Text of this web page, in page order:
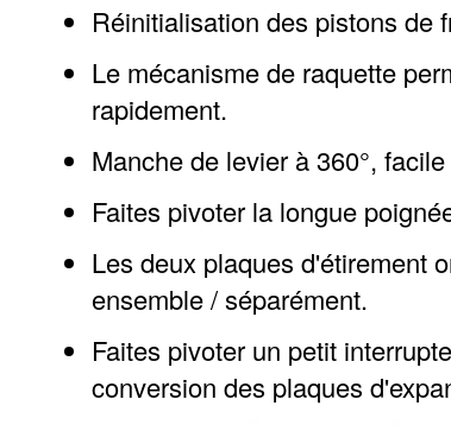
Réinitialisation des pistons de
Le mécanisme de raquette
rapidement.
Manche de levier à 360°,
Faites pivoter la longue
Les deux plaques d'étirement
ensemble / séparément.
Faites pivoter un petit
conversion des plaques